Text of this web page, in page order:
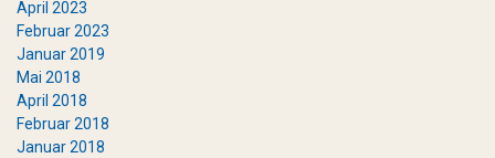
April 2023
Februar 2023
Januar 2019
Mai 2018
April 2018
Februar 2018
Januar 2018